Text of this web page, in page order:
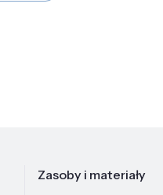
Zasoby i materiały